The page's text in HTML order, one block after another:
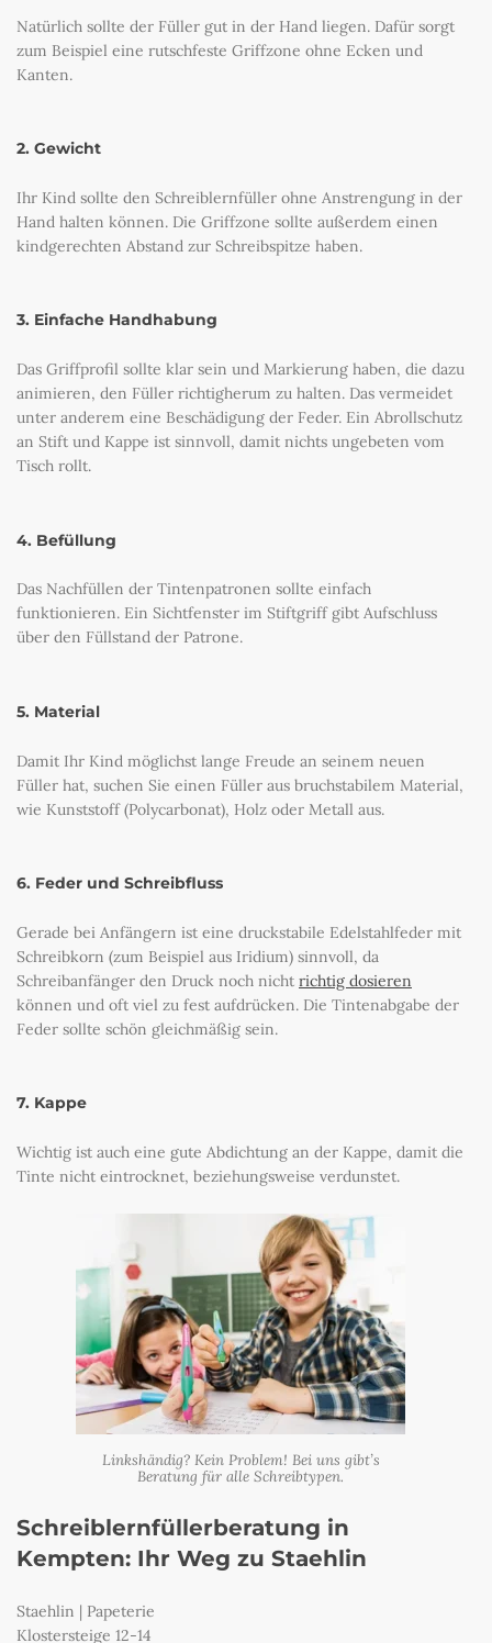
Natürlich sollte der Füller gut in der Hand liegen. Dafür sorgt
zum Beispiel eine rutschfeste Griffzone ohne Ecken und
Kanten.
2. Gewicht
Ihr Kind sollte den Schreiblernfüller ohne Anstrengung in der
Hand halten können. Die Griffzone sollte außerdem einen
kindgerechten Abstand zur Schreibspitze haben.
3. Einfache Handhabung
Das Griffprofil sollte klar sein und Markierung haben, die dazu
animieren, den Füller richtigherum zu halten. Das vermeidet
unter anderem eine Beschädigung der Feder. Ein Abrollschutz
an Stift und Kappe ist sinnvoll, damit nichts ungebeten vom
Tisch rollt.
4. Befüllung
Das Nachfüllen der Tintenpatronen sollte einfach
funktionieren. Ein Sichtfenster im Stiftgriff gibt Aufschluss
über den Füllstand der Patrone.
5. Material
Damit Ihr Kind möglichst lange Freude an seinem neuen
Füller hat, suchen Sie einen Füller aus bruchstabilem Material,
wie Kunststoff (Polycarbonat), Holz oder Metall aus.
6. Feder und Schreibfluss
Gerade bei Anfängern ist eine druckstabile Edelstahlfeder mit
Schreibkorn (zum Beispiel aus Iridium) sinnvoll, da
Schreibanfänger den Druck noch nicht richtig dosieren
können und oft viel zu fest aufdrücken. Die Tintenabgabe der
Feder sollte schön gleichmäßig sein.
7. Kappe
Wichtig ist auch eine gute Abdichtung an der Kappe, damit die
Tinte nicht eintrocknet, beziehungsweise verdunstet.
Linkshändig? Kein Problem! Bei uns gibt’s
Beratung für alle Schreibtypen.
Schreiblernfüllerberatung in
Kempten: Ihr Weg zu Staehlin
Staehlin | Papeterie
Klostersteige 12-14